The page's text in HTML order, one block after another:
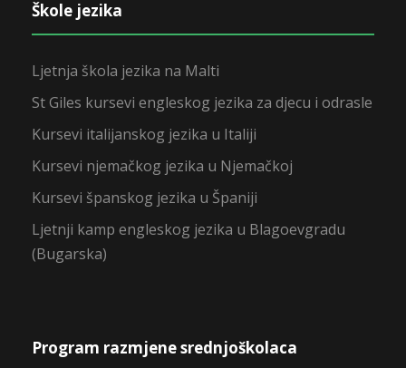
Škole jezika
Ljetnja škola jezika na Malti
St Giles kursevi engleskog jezika za djecu i odrasle
Kursevi italijanskog jezika u Italiji
Kursevi njemačkog jezika u Njemačkoj
Kursevi španskog jezika u Španiji
Ljetnji kamp engleskog jezika u Blagoevgradu
(Bugarska)
Program razmjene srednjoškolaca